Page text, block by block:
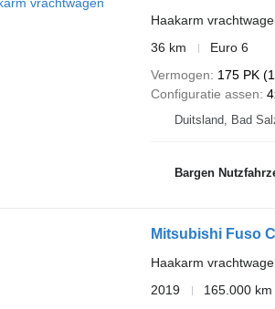
Haakarm
36 km
Euro 6
Vermogen
175 PK
Configuratie assen
Duitsland, Bad
Bargen
Mitsubishi Fuso
Haakarm
2019
165.000 km